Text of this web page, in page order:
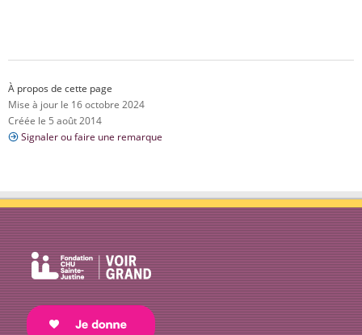
À propos de cette page
Mise à jour le 16 octobre 2024
Créée le 5 août 2014
Signaler ou faire une remarque